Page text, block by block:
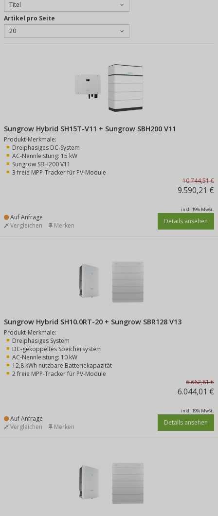
Titel
Artikel pro Seite
20
Sungrow Hybrid SH15T-V11 + Sungrow SBH200 V11
Produkt-Merkmale:
Dreiphasiges DC-System
AC-Nennleistung: 15 kW
Sungrow SBH200 V11
3 freie MPP-Tracker für PV-Module
10.744,51 €
9.590,21 €
inkl. 19% MwSt.
Auf Anfrage Details ansehen
Vergleichen Merken
Sungrow Hybrid SH10.0RT-20 + Sungrow SBR128 V13
Produkt-Merkmale:
Dreiphasiges System
DC-gekoppeltes Speichersystem
AC-Nennleistung: 10 kW
12,8 kWh nutzbare Batteriekapazität
2 freie MPP-Tracker für PV-Module
6.662,81 €
6.044,01 €
inkl. 19% MwSt.
Auf Anfrage Details ansehen
Vergleichen Merken